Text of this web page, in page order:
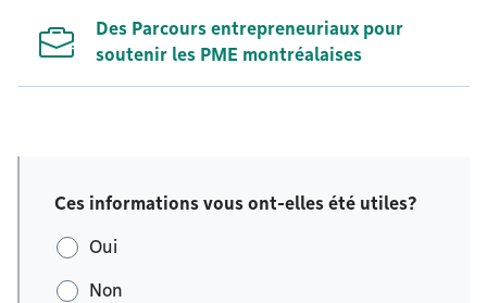
Des Parcours entrepreneuriaux pour
soutenir les PME montréalaises
Ces informations vous ont-elles été utiles?
Oui
Non